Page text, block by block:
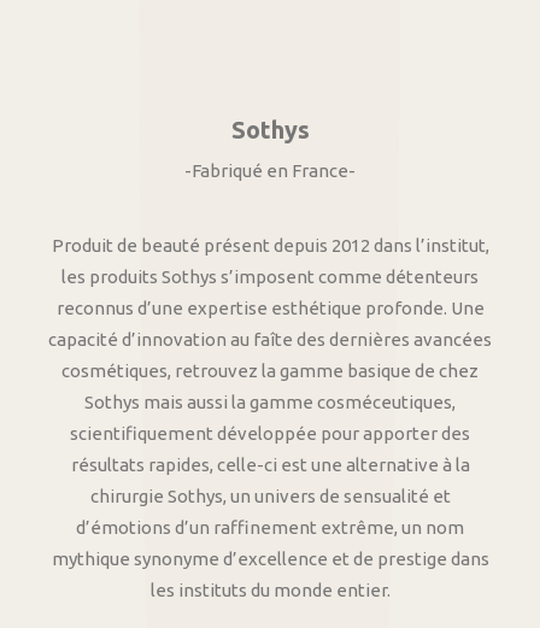
Sothys
-Fabriqué en France-
Produit de beauté présent depuis 2012 dans l’institut,
les produits Sothys s’imposent comme détenteurs
reconnus d’une expertise esthétique profonde. Une
capacité d’innovation au faîte des dernières avancées
cosmétiques, retrouvez la gamme basique de chez
Sothys mais aussi la gamme cosméceutiques,
scientifiquement développée pour apporter des
résultats rapides, celle-ci est une alternative à la
chirurgie Sothys, un univers de sensualité et
d’émotions d’un raffinement extrême, un nom
mythique synonyme d’excellence et de prestige dans
les instituts du monde entier.